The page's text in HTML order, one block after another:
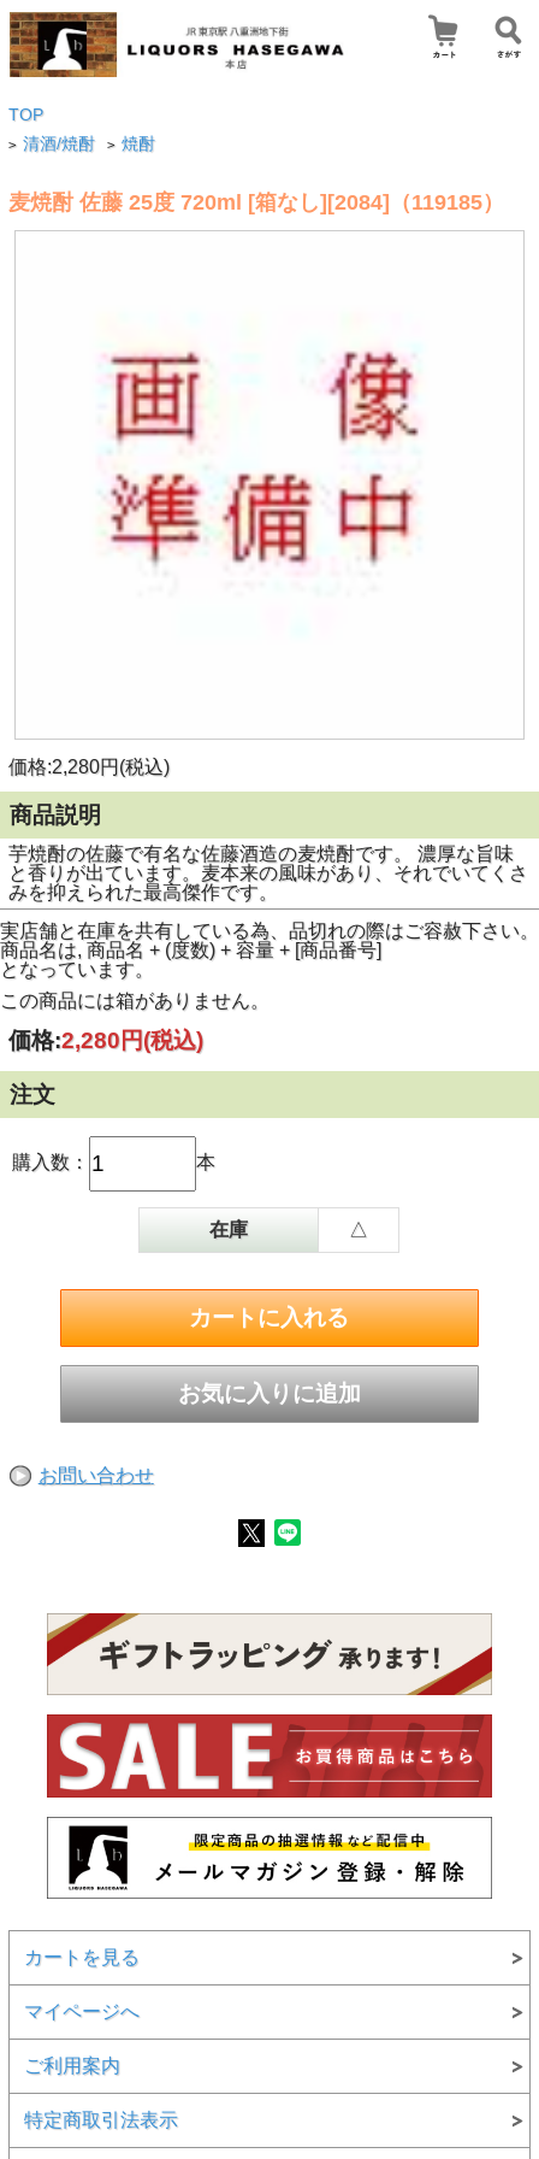
TOP
> 清酒/焼酎 > 焼酎
麦焼酎 佐藤 25度 720ml [箱なし][2084]（119185）
価格:2,280円(税込)
商品説明
芋焼酎の佐藤で有名な佐藤酒造の麦焼酎です。 濃厚な旨味
と香りが出ています。麦本来の風味があり、それでいてくさ
みを抑えられた最高傑作です。
実店舗と在庫を共有している為、品切れの際はご容赦下さい。
商品名は, 商品名 + (度数) + 容量 + [商品番号]
となっています。
この商品には箱がありません。
価格:2,280円(税込)
注文
購入数： 本
在庫 △
お問い合わせ
カートを見る
マイページへ
ご利用案内
特定商取引法表示